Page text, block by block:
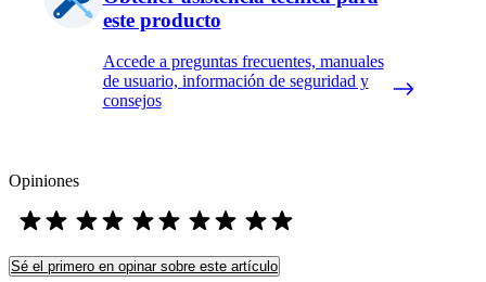
este producto
Accede a preguntas frecuentes, manuales
de usuario, información de seguridad y
consejos
Opiniones
Sé el primero en opinar sobre este artículo